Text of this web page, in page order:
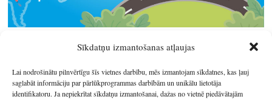
Sīkdatņu izmantošanas atļaujas
Lai nodrošinātu pilnvērtīgu šīs vietnes darbību, mēs izmantojam sīkdatnes, kas ļauj
saglabāt informāciju par pārlūkprogrammas darbībām un unikālu lietotāja
identifikatoru. Ja nepiekrītat sīkdatņu izmantošanai, dažas no vietnē piedāvātajām